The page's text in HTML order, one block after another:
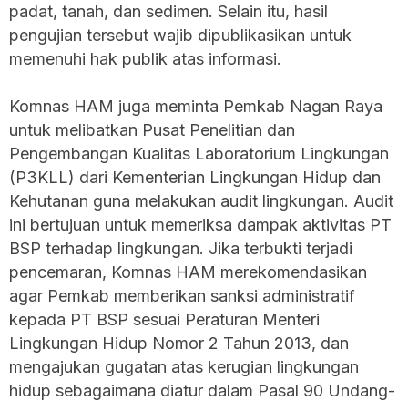
padat, tanah, dan sedimen. Selain itu, hasil
pengujian tersebut wajib dipublikasikan untuk
memenuhi hak publik atas informasi.
Komnas HAM juga meminta Pemkab Nagan Raya
untuk melibatkan Pusat Penelitian dan
Pengembangan Kualitas Laboratorium Lingkungan
(P3KLL) dari Kementerian Lingkungan Hidup dan
Kehutanan guna melakukan audit lingkungan. Audit
ini bertujuan untuk memeriksa dampak aktivitas PT
BSP terhadap lingkungan. Jika terbukti terjadi
pencemaran, Komnas HAM merekomendasikan
agar Pemkab memberikan sanksi administratif
kepada PT BSP sesuai Peraturan Menteri
Lingkungan Hidup Nomor 2 Tahun 2013, dan
mengajukan gugatan atas kerugian lingkungan
hidup sebagaimana diatur dalam Pasal 90 Undang-